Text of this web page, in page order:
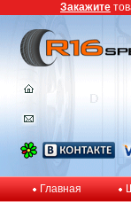
Главная
Закажите